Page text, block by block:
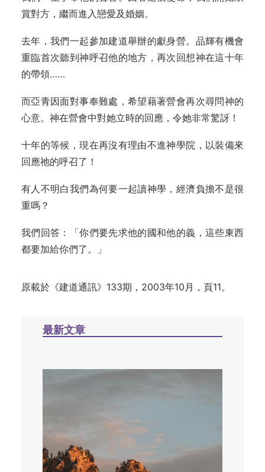
賞對方，繼而進入戀愛及婚姻。
去年，我們一起參加建道舉辦的獻身營。品輝有機會
重臨首次聽到神呼召他的地方，再次回想神在這十年
的帶領……
而亞青因面對事奉難處，希望藉著營會再次尋問神的
心意。神在營會中對她立時的回應，令她非常驚訝！
十年的等候，現在再沒有理由不進神學院，以裝備來
回應祂的呼召了！
有人不明白我們為何要一起讀神學，經濟負擔不是很
重嗎？
我們回答：「你們要先求他的國和他的義，這些東西
都要加給你們了。」
原載於《建道通訊》133期，2003年10月，頁11。
最新文章